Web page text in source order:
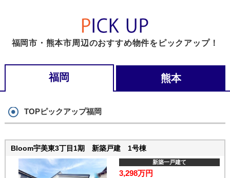
福岡市・熊本市周辺のおすすめ物件をピックアップ！
福岡 熊本
TOPピックアップ福岡
新築一戸建て
3,298万円
Bloom宇美東3丁目1期 新築戸建 1号棟